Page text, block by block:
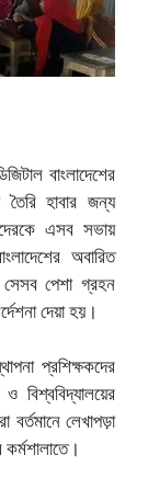
বাংলাদেশের
হাবার জন্য
এসব সভায়
অবারিত
সেসব পেশা গ্রহন
দেয়া হয়।
প্রশিক্ষকদের
লেখাপড়া